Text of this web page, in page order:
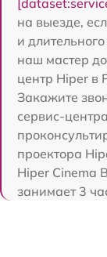
на выезде,
и
наш мастер
центр Hiper в
Закажите
сервис-
проектора
Hiper Cinema
занимает 3